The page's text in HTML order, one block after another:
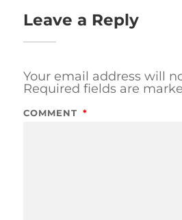
Leave a Reply
Your email address will
Required fields are
COMMENT *